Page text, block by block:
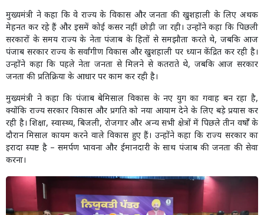
मुख्यमंत्री ने कहा कि वे राज्य के विकास और जनता की खुशहाली के लिए अथक
मेहनत कर रहे हैं और इसमें कोई कसर नहीं छोड़ी जा रही। उन्होंने कहा कि पिछली
सरकारों के समय राज्य के नेता पंजाब के हितों से समझौता करते थे, जबकि आज
पंजाब सरकार राज्य के सर्वांगीण विकास और खुशहाली पर ध्यान केंद्रित कर रही है।
उन्होंने कहा कि पहले नेता जनता से मिलने से कतराते थे, जबकि आज सरकार
जनता की प्रतिक्रिया के आधार पर काम कर रही है।
मुख्यमंत्री ने कहा कि पंजाब बेमिसाल विकास के नए युग का गवाह बन रहा है,
क्योंकि राज्य सरकार विकास और प्रगति को नया आयाम देने के लिए बड़े प्रयास कर
रही है। शिक्षा, स्वास्थ्य, बिजली, रोजगार और अन्य सभी क्षेत्रों में पिछले तीन वर्षों के
दौरान मिसाल कायम करने वाले विकास हुए हैं। उन्होंने कहा कि राज्य सरकार का
इरादा स्पष्ट है – समर्पण भावना और ईमानदारी के साथ पंजाब की जनता की सेवा
करना।